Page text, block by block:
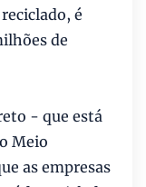
é
de
- que está
Meio
as empresas